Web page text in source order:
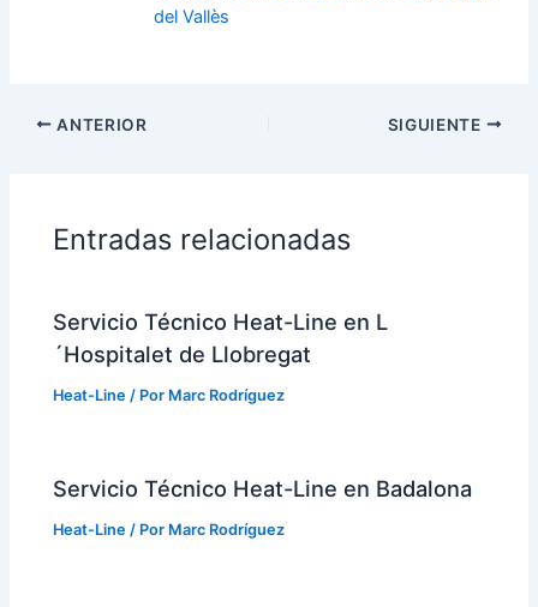
del Vallès
ANTERIOR SIGUIENTE
Entradas relacionadas
Servicio Técnico Heat-Line en L
´Hospitalet de Llobregat
Heat-Line / Por Marc Rodríguez
Servicio Técnico Heat-Line en Badalona
Heat-Line / Por Marc Rodríguez